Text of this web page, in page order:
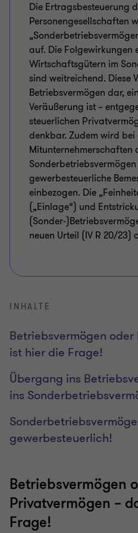
Die Ertragsbesteuerung
Personengesellschaften
auf. Die Folgewirkungen
Wirtschaftsgütern im
sind weitreichend. Diese
Betriebsvermögen dar,
Veräußerung ist –
steuerlichen
denkbar. Zudem wird
Mitunternehmerschaften
gewerbesteuerliche
einbezogen. Die
(„Einlage“) und
(Sonder-
neuen Urteil (IV R 20/
INHALTE
Betriebsvermögen
ist hier die Frage!
Übergang ins
ins
gewerbesteuerlich!
Betriebsvermögen
Privatvermögen –
Frage!